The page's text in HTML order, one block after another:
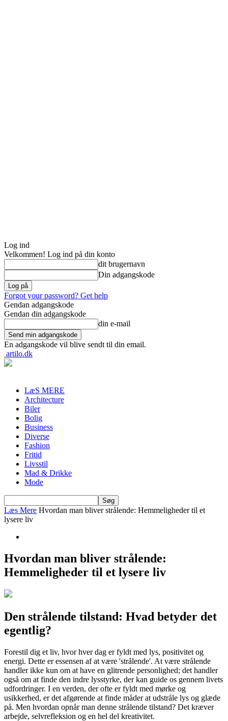
Log ind
Velkommen! Log ind på din konto
dit brugernavn
Din adgangskode
Forgot your password? Get help
Gendan adgangskode
Gendan din adgangskode
din e-mail
En adgangskode vil blive sendt til din email.
artilo.dk
LæS MERE
Architecture
Biler
Bolig
Business
Diverse
Fashion
Fritid
Livsstil
Mad & Drikke
Mode
Læs Mere Hvordan man bliver strålende: Hemmeligheder til et
lysere liv
Hvordan man bliver strålende:
Hemmeligheder til et lysere liv
Den strålende tilstand: Hvad betyder det
egentlig?
Forestil dig et liv, hvor hver dag er fyldt med lys, positivitet og
energi. Dette er essensen af at være 'strålende'. At være strålende
handler ikke kun om at have en glitrende personlighed; det handler
også om at finde den indre lysstyrke, der kan guide os gennem livets
udfordringer. I en verden, der ofte er fyldt med mørke og
usikkerhed, er det afgørende at finde måder at udstråle lys og glæde
på. Men hvordan opnår man denne strålende tilstand? Det kræver
arbejde, selvrefleksion og en hel del kreativitet.